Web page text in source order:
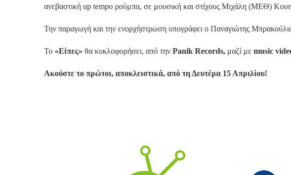
ανεβαστική up tempo ρούμπα, σε μουσική και στίχους Μιχάλη (ΜΕΘ)
Την παραγωγή και την ενορχήστρωση υπογράφει ο Παναγιώτης
Το «Είπες» θα κυκλοφορήσει, από την Panik Records, μαζί με music
Ακούστε το πρώτοι, αποκλειστικά, από τη Δευτέρα 15 Απριλίου!